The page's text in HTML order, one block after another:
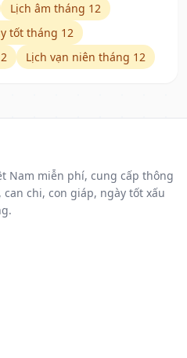
Lịch âm tháng 12
tốt tháng 12
Lịch vạn niên tháng 12
Nam miễn phí, cung cấp thông
chi, con giáp, ngày tốt xấu